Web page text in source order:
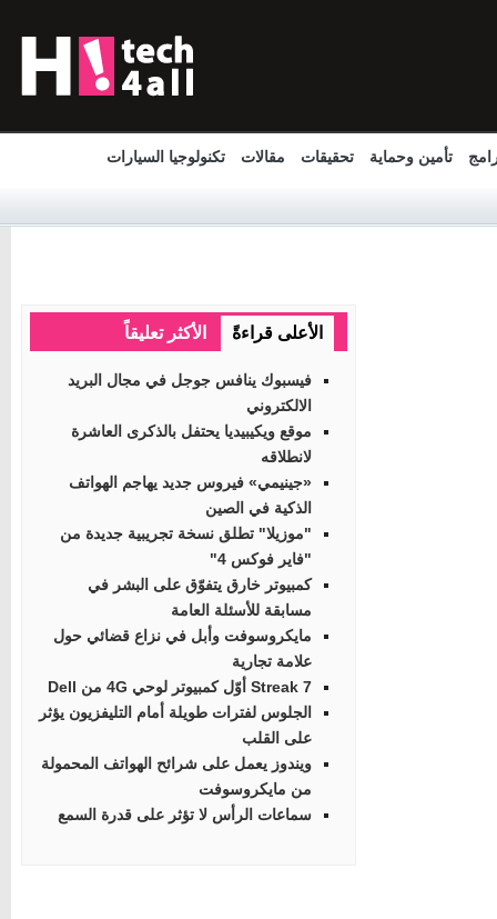
تأمين وحماية تحقيقات مقالات تكنولوجيا السيارات
الأعلى قراءةً الأكثر تعليقاً
فيسبوك ينافس جوجل في مجال البريد
الالكتروني
موقع ويكيبيديا يحتفل بالذكرى العاشرة
لانطلاقه
«جينيمي» فيروس جديد يهاجم الهواتف
الذكية في الصين
"موزيلا" تطلق نسخة تجريبية جديدة من
"فاير فوكس 4"
كمبيوتر خارق يتفوّق على البشر في
مسابقة للأسئلة العامة
مايكروسوفت وأبل في نزاع قضائي حول
علامة تجارية
Streak 7 أوّل كمبيوتر لوحي 4G من Dell
الجلوس لفترات طويلة أمام التليفزيون يؤثر
على القلب
ويندوز يعمل على شرائح الهواتف المحمولة
من مايكروسوفت
سماعات الرأس لا تؤثر على قدرة السمع